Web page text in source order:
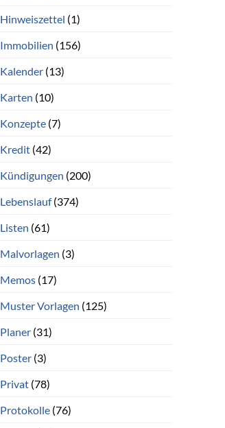
Hinweiszettel (1)
Immobilien (156)
Kalender(13)
Karten (10)
Konzepte(7)
Kredit(42)
Kündigungen (200)
Lebenslauf(374)
Listen (61)
Malvorlagen (3)
Memos(17)
Muster Vorlagen (125)
Planer(31)
Poster(3)
Privat(78)
Protokolle(76)